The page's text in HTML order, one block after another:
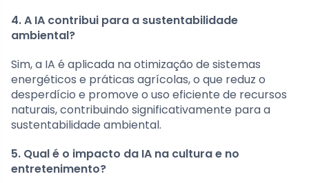
4. A IA contribui para a sustentabilidade
ambiental?
Sim, a IA é aplicada na otimização de sistemas
energéticos e práticas agrícolas, o que reduz o
desperdício e promove o uso eficiente de recursos
naturais, contribuindo significativamente para a
sustentabilidade ambiental.
5. Qual é o impacto da IA na cultura e no
entretenimento?